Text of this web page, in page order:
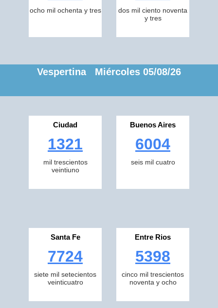
ocho mil ochenta y tres
dos mil ciento noventa
y tres
Vespertina Miércoles 05/08/26
Ciudad
1321
mil trescientos
veintiuno
Buenos Aires
6004
seis mil cuatro
Santa Fe
7724
siete mil setecientos
veinticuatro
Entre Rios
5398
cinco mil trescientos
noventa y ocho